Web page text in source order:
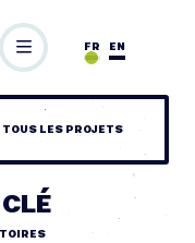
EN
FR
TOUS LES PROJETS